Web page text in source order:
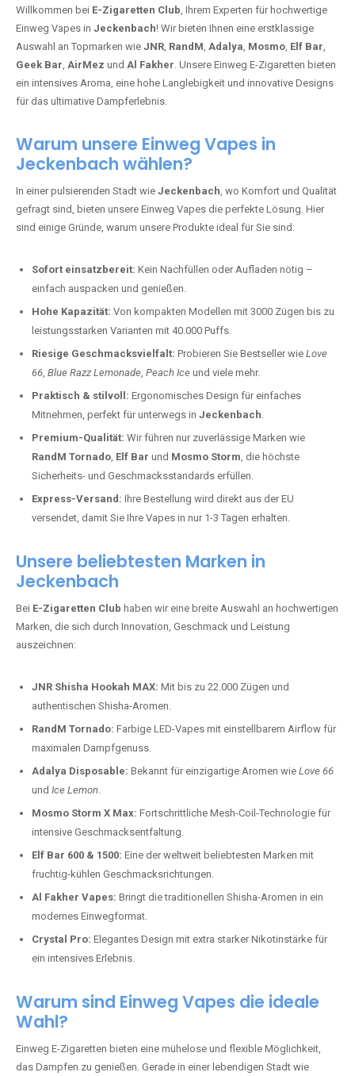
Willkommen bei E-Zigaretten Club, Ihrem Experten für hochwertige
Einweg Vapes in Jeckenbach! Wir bieten Ihnen eine erstklassige
Auswahl an Topmarken wie JNR, RandM, Adalya, Mosmo, Elf Bar,
Geek Bar, AirMez und Al Fakher. Unsere Einweg E-Zigaretten bieten
ein intensives Aroma, eine hohe Langlebigkeit und innovative Designs
für das ultimative Dampferlebnis.
Warum unsere Einweg Vapes in
Jeckenbach wählen?
In einer pulsierenden Stadt wie Jeckenbach, wo Komfort und Qualität
gefragt sind, bieten unsere Einweg Vapes die perfekte Lösung. Hier
sind einige Gründe, warum unsere Produkte ideal für Sie sind:
Sofort einsatzbereit: Kein Nachfüllen oder Aufladen nötig –
einfach auspacken und genießen.
Hohe Kapazität: Von kompakten Modellen mit 3000 Zügen bis zu
leistungsstarken Varianten mit 40.000 Puffs.
Riesige Geschmacksvielfalt: Probieren Sie Bestseller wie Love
66, Blue Razz Lemonade, Peach Ice und viele mehr.
Praktisch & stilvoll: Ergonomisches Design für einfaches
Mitnehmen, perfekt für unterwegs in Jeckenbach.
Premium-Qualität: Wir führen nur zuverlässige Marken wie
RandM Tornado, Elf Bar und Mosmo Storm, die höchste
Sicherheits- und Geschmacksstandards erfüllen.
Express-Versand: Ihre Bestellung wird direkt aus der EU
versendet, damit Sie Ihre Vapes in nur 1-3 Tagen erhalten.
Unsere beliebtesten Marken in
Jeckenbach
Bei E-Zigaretten Club haben wir eine breite Auswahl an hochwertigen
Marken, die sich durch Innovation, Geschmack und Leistung
auszeichnen:
JNR Shisha Hookah MAX: Mit bis zu 22.000 Zügen und
authentischen Shisha-Aromen.
RandM Tornado: Farbige LED-Vapes mit einstellbarem Airflow für
maximalen Dampfgenuss.
Adalya Disposable: Bekannt für einzigartige Aromen wie Love 66
und Ice Lemon.
Mosmo Storm X Max: Fortschrittliche Mesh-Coil-Technologie für
intensive Geschmacksentfaltung.
Elf Bar 600 & 1500: Eine der weltweit beliebtesten Marken mit
fruchtig-kühlen Geschmacksrichtungen.
Al Fakher Vapes: Bringt die traditionellen Shisha-Aromen in ein
modernes Einwegformat.
Crystal Pro: Elegantes Design mit extra starker Nikotinstärke für
ein intensives Erlebnis.
Warum sind Einweg Vapes die ideale
Wahl?
Einweg E-Zigaretten bieten eine mühelose und flexible Möglichkeit,
das Dampfen zu genießen. Gerade in einer lebendigen Stadt wie